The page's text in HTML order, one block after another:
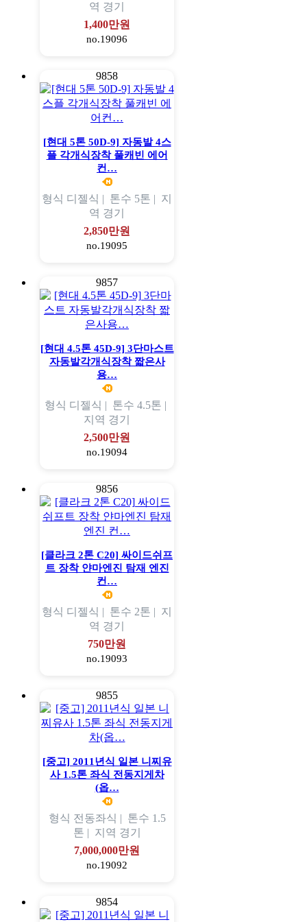
역 경기
1,400만원
no.19096
9858
[현대 5톤 50D-9] 자동발 4스
플 각개식장착 풀캐빈 에어
컨…
형식 디젤식 | 톤수 5톤 | 지
역 경기
2,850만원
no.19095
9857
[현대 4.5톤 45D-9] 3단마스트
자동발각개식장착 짧은사
용…
형식 디젤식 | 톤수 4.5톤 |
지역 경기
2,500만원
no.19094
9856
[클라크 2톤 C20] 싸이드쉬프
트 장착 얀마엔진 탐재 엔진
컨…
형식 디젤식 | 톤수 2톤 | 지
역 경기
750만원
no.19093
9855
[중고] 2011년식 일본 니찌유
사 1.5톤 좌식 전동지게차
(옵…
형식 전동좌식 | 톤수 1.5
톤 | 지역 경기
7,000,000만원
no.19092
9854